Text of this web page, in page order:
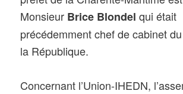
Monsieur Brice Blondelqui était
précédemment chef de cabinet
la République.
Concernant l’Union-IHEDN,